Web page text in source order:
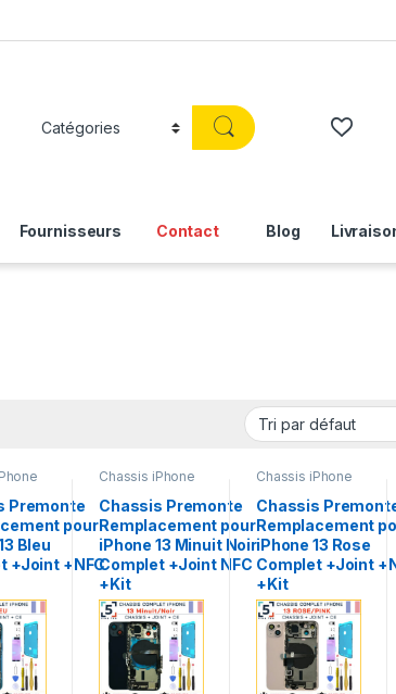
Fournisseurs Contact Blog
,
,Premonte
pour
Bleu
+Joint +NFC
Chassis iPhone
Chassis iPhone,
IPHONE 13 ,
Pieces Portable
Chassis Premonte
Remplacement pour
iPhone 13 Minuit Noir
Complet +Joint NFC
+Kit
Chassis iPhone
Chassis iPhone,
IPHONE 13 ,
Pieces Portable
Chassis
Remplacement
iPhone 13 Rose
Complet +Joint
+Kit